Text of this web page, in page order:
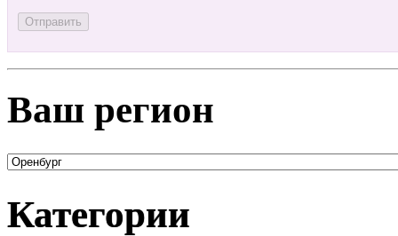
Ваш регион
Категории